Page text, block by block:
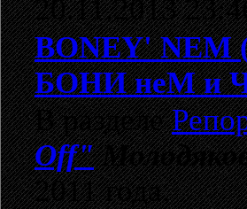
20.11.2013
BONEY'
БОНИ неМ и
В разделе
Off"
2011 года.